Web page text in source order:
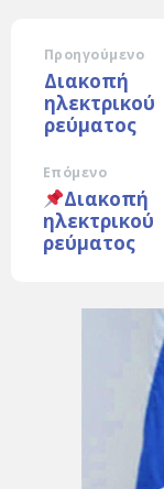
Προηγούμενο
Διακοπή
ηλεκτρικού
ρεύματος
Επόμενο
Διακοπή
ηλεκτρικού
ρεύματος